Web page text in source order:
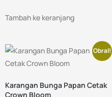
Tambah ke keranjang
Obral!
Karangan Bunga Papan Cetak
Crown Bloom